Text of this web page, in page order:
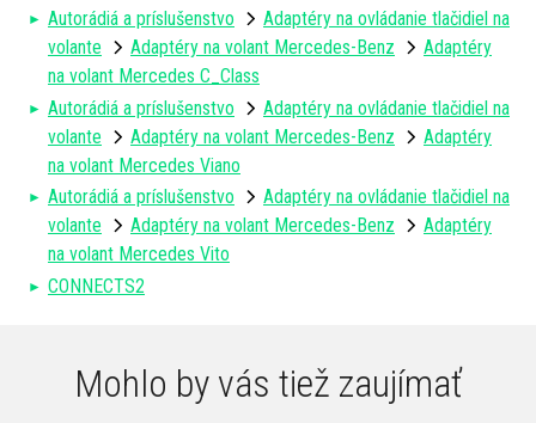
Autorádiá a príslušenstvo
Adaptéry na ovládanie tlačidiel na
volante
Adaptéry na volant Mercedes-Benz
Adaptéry
na volant Mercedes C_Class
Autorádiá a príslušenstvo
Adaptéry na ovládanie tlačidiel na
volante
Adaptéry na volant Mercedes-Benz
Adaptéry
na volant Mercedes Viano
Autorádiá a príslušenstvo
Adaptéry na ovládanie tlačidiel na
volante
Adaptéry na volant Mercedes-Benz
Adaptéry
na volant Mercedes Vito
CONNECTS2
Mohlo by vás tiež zaujímať